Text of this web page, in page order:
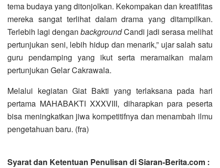
tema budaya yang ditonjolkan. Kekompakan dan kreatifitas
mereka sangat terlihat dalam drama yang ditampilkan.
Terlebih lagi dengan backgroundCandi jadi serasa melihat
pertunjukan seni, lebih hidup dan menarik,” ujar salah satu
guru pendamping yang ikut serta meramaikan malam
pertunjukan Gelar Cakrawala.
Melalui kegiatan Giat Bakti yang terlaksana pada hari
pertama MAHABAKTI XXXVIII, diharapkan para peserta
bisa meningkatkan jiwa kompetitifnya dan menambah ilmu
pengetahuan baru. (fra)
Syarat dan Ketentuan Penulisan di Siaran-Berita.com :